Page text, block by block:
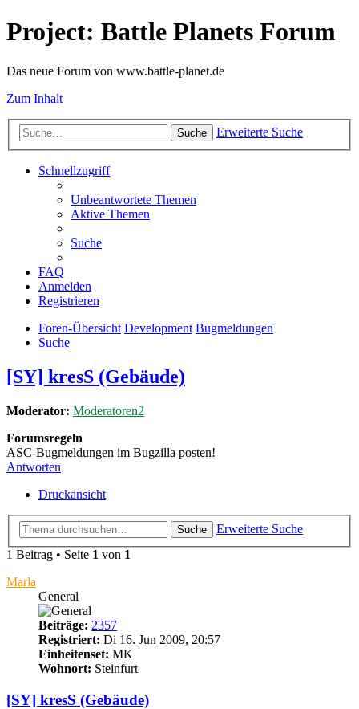
Project: Battle Planets Forum
Das neue Forum von www.battle-planet.de
Zum Inhalt
Suche Erweiterte Suche
Schnellzugriff
Unbeantwortete Themen
Aktive Themen
Suche
FAQ
Anmelden
Registrieren
Foren-Übersicht Development Bugmeldungen
Suche
[SY] kresS (Gebäude)
Moderator: Moderatoren2
Forumsregeln
ASC-Bugmeldungen im Bugzilla posten!
Antworten
Druckansicht
Suche
Erweiterte Suche
1 Beitrag • Seite 1 von 1
Marla
General
Beiträge: 2357
Registriert: Di 16. Jun 2009, 20:57
Einheitenset: MK
Wohnort: Steinfurt
[SY] kresS (Gebäude)